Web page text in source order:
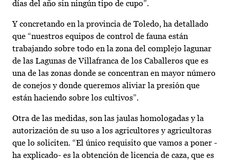
días del año sin ningún tipo de cupo”.
Y concretando en la provincia de Toledo, ha detallado
que “nuestros equipos de control de fauna están
trabajando sobre todo en la zona del complejo lagunar
de las Lagunas de Villafranca de los Caballeros que es
una de las zonas donde se concentran en mayor número
de conejos y donde queremos aliviar la presión que
están haciendo sobre los cultivos”.
Otra de las medidas, son las jaulas homologadas y la
autorización de su uso a los agricultores y agricultoras
que lo soliciten. “El único requisito que vamos a poner -
ha explicado- es la obtención de licencia de caza, que es